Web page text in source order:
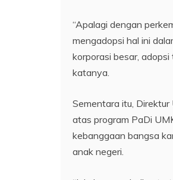
“Apalagi dengan
mengadopsi hal ini
korporasi besar,
katanya.
Sementara itu,
atas program PaDi
kebanggaan bangsa
anak negeri.